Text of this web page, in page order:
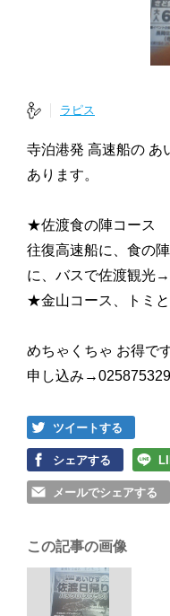
ラピス
寺泊港発 高速船の あ
あります。
★佐渡食の陣コース
往復高速船に、食の
に、バスで佐渡観光
★金山コース、トミ
めちゃくちゃ お得で
申し込み
ツイートする
シェアする
メールでシェアする
この記事の画像